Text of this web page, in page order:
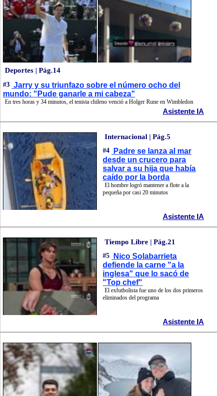
Deportes | Pág.14
#3 Jarry y su triunfazo sobre el número ocho del
mundo: "Pude ganarle a mi cabeza"
En tres horas y 34 minutos, el tenista chileno venció a Holger Rune en Wimbledon
Asistente IA
Internacional | Pág.5
#4
Padre se lanza al mar
desde un crucero para
salvar a su hija que había
caído por la borda
El hombre logró mantener a flote a la
pequeña por casi 20 minutos
Asistente IA
Tiempo Libre | Pág.21
#5
Nico Solabarrieta
defiende la carne "a la
inglesa" que lo sacó de
"Top chef"
El exfutbolista fue uno de los dos primeros
eliminados del programa
Asistente IA